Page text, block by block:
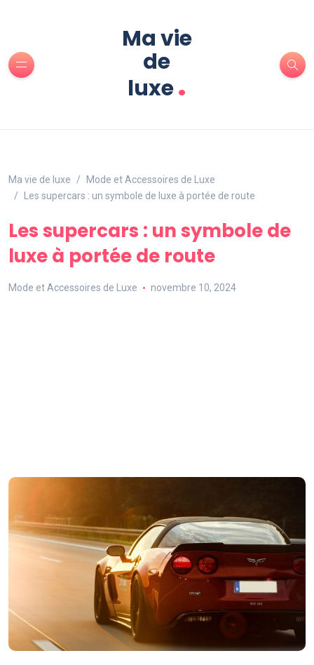
Ma vie
de
luxe.
Ma vie de luxe
Mode et Accessoires de Luxe
Les supercars : un symbole de luxe à portée de route
Les supercars : un symbole de
luxe à portée de route
Mode et Accessoires de Luxe novembre 10, 2024